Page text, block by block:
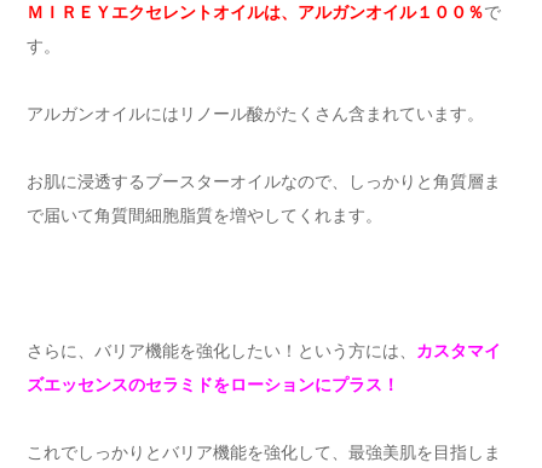
ＭＩＲＥＹエクセレントオイルは、アルガンオイル１００％で
す。
アルガンオイルにはリノール酸がたくさん含まれています。
お肌に浸透するブースターオイルなので、しっかりと角質層ま
で届いて角質間細胞脂質を増やしてくれます。
さらに、バリア機能を強化したい！という方には、 カスタマイ
ズエッセンスのセラミドをローションにプラス！
これでしっかりとバリア機能を強化して、最強美肌を目指しま